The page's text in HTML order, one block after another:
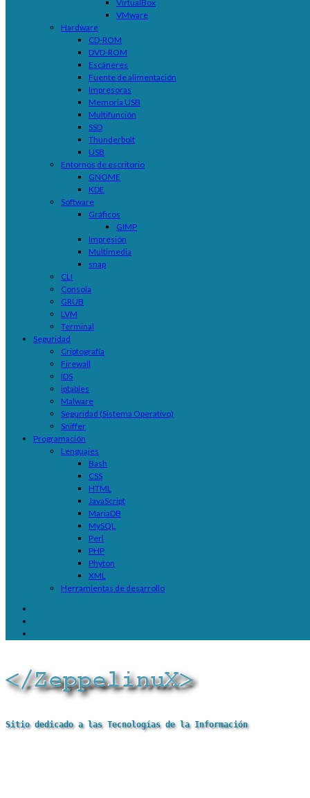
VirtualBox
VMware
Hardware
CD-ROM
DVD-ROM
Escáneres
Fuente de alimentación
Impresoras
Memoria USB
Multifunción
SSD
Thunderbolt
USB
Entornos de escritorio
GNOME
KDE
Software
Gráficos
GIMP
Impresión
Multimedia
snap
CLI
Consola
GRUB
LVM
Terminal
Seguridad
Criptografía
Firewall
IDS
iptables
Malware
Seguridad (Sistema Operativo)
Sniffer
Programación
Lenguajes
Bash
CSS
HTML
JavaScript
MariaDB
MySQL
Perl
PHP
Phyton
XML
Herramientas de desarrollo
Sitio dedicado a las Tecnologías de la Información